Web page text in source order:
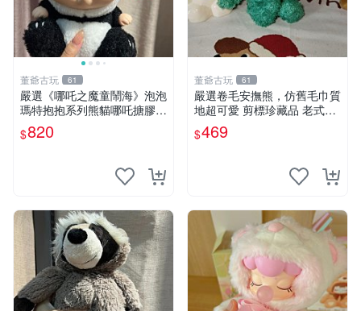
董爺古玩 61
嚴選《哪吒之魔童鬧海》泡泡
瑪特抱抱系列熊貓哪吒搪膠臉
毛絨， STATE：如圖顯示 哪
吒 毛絨公仔 泡泡瑪特
$820
董爺古玩 61
嚴選卷毛安撫熊，仿舊毛巾質
地超可愛 剪標珍藏品 老式毛
巾質地 安撫熊 款式
$469